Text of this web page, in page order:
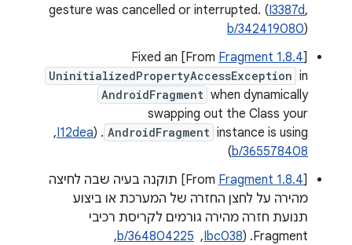
gesture was cancelled or interrupted. (I3387d,
b/342419080)
‫[From
Fragment 1.8.4
] Fixed an
UninitializedPropertyAccessException in
AndroidFragment when dynamically
swapping out the Class your
AndroidFragment instance is using. (
I12dea
, ‏
b/365578408
)
‫[From
Fragment 1.8.4
] תוקנה בעיה שבה לחיצה
מהירה על לחצן החזרה של המערכת או ביצוע
תנועת חזרה מהירה גורמים לקריסת רכיבי
Fragment. (
Ibc038
, ‏
b/364804225
, ‏